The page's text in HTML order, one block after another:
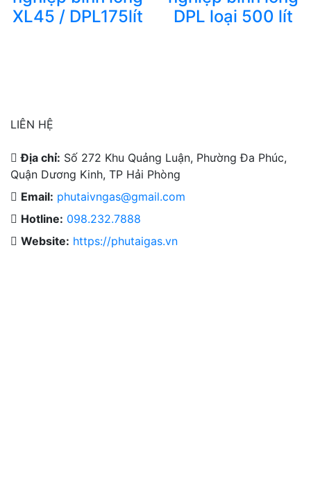
XL45 / DPL175lít
DPL loại 500 lít
LIÊN HỆ
Địa chỉ: Số 272 Khu Quảng Luận, Phường Đa Phúc,
Quận Dương Kinh, TP Hải Phòng
Email: phutaivngas@gmail.com
Hotline: 098.232.7888
Website: https://phutaigas.vn
Cho Thuê Thiết Bị Hệ Thống